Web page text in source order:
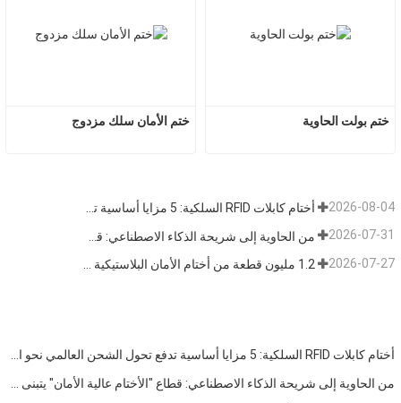
ختم الأمان سلك مزدوج ختم بولت الحاوية
أختام كابلات RFID السلكية: 5 مزايا أساسية تدفع تحول الشحن العالمي نحو الأمن الذكي في عام 2026 2026-08-04
2026-07-31
2026-07-27
أختام كابلات RFID السلكية: 5 مزايا أساسية تدفع تحول الشحن العالمي نحو الأمن الذكي في عام 2026